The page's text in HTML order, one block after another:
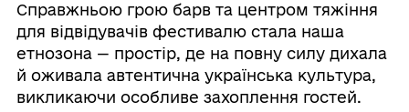
Справжньою грою барв та центром тяжіння
для відвідувачів фестивалю стала наша
етнозона — простір, де на повну силу дихала
й оживала автентична українська культура,
викликаючи особливе захоплення гостей.